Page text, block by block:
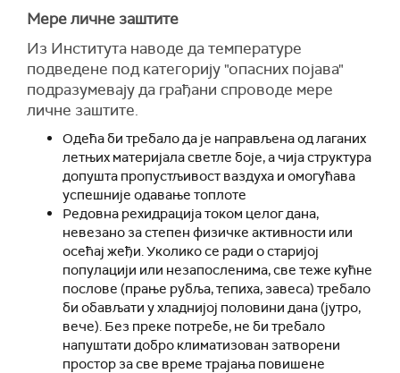
Мере личне заштите
Из Института наводе да температуре
подведене под категорију "опасних појава"
подразумевају да грађани спроводе мере
личне заштите.
Одећа би требало да је направљена од лаганих
летњих материјала светле боје, а чија структура
допушта пропустљивост ваздуха и омогућава
успешније одавање топлоте
Редовна рехидрација током целог дана,
невезано за степен физичке активности или
осећај жеђи. Уколико се ради о старијој
популацији или незапосленима, све теже кућне
послове (прање рубља, тепиха, завеса) требало
би обављати у хладнијој половини дана (јутро,
вече). Без преке потребе, не би требало
напуштати добро климатизован затворени
простор за све време трајања повишене